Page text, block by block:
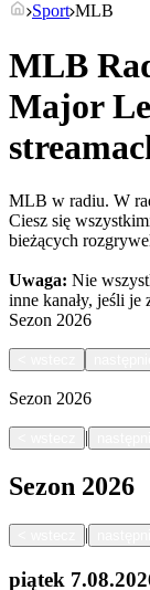
Sport MLB
MLB
Major
MLB w radiu. W
Ciesz się
bieżących
Uwaga: Nie
inne kanały, jeśli je
Sezon 2026
Sezon 2026
|
Sezon 2026
|
piątek